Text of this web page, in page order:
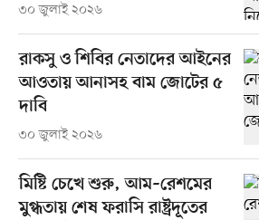
৩০ জুলাই ২০২৬
রাকসু ও শিবির নেতাদের আইনের
আওতায় আনাসহ বাম জোটের ৫
দাবি
৩০ জুলাই ২০২৬
মিষ্টি চেখে শুরু, আম–রেশমের
মুগ্ধতায় শেষ ফরাসি রাষ্ট্রদূতের